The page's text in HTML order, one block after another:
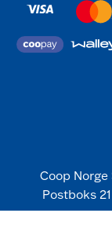
Coop
Postboks